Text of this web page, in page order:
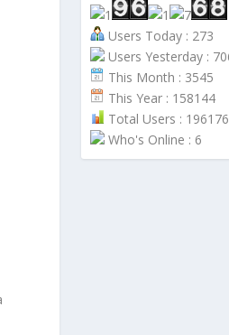
Users Today : 273
Users Yesterday :
This Month : 3545
This Year : 158144
Total Users :
Who's Online : 6